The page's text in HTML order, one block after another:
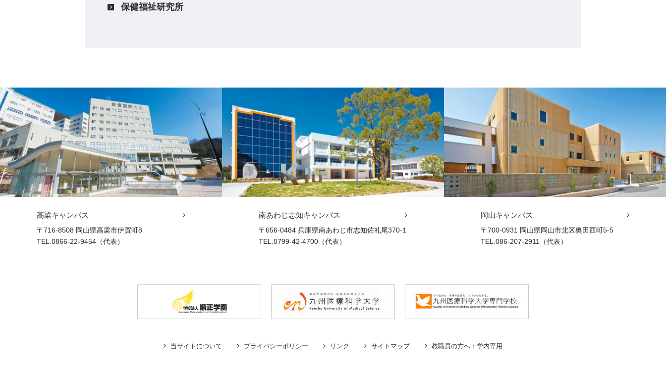
保健福祉研究所
高梁キャンパス
〒716-8508 岡山県高梁市伊賀町8
TEL.0866-22-9454（代表）
南あわじ志知キャンパス
〒656-0484 兵庫県南あわじ市志知佐礼尾370-1
TEL.0799-42-4700（代表）
岡山キャンパス
〒700-0931 岡山県岡山市北区奥田西町5-5
TEL.086-207-2911（代表）
当サイトについて プライバシーポリシー リンク サイトマップ 教職員の方へ：学内専用